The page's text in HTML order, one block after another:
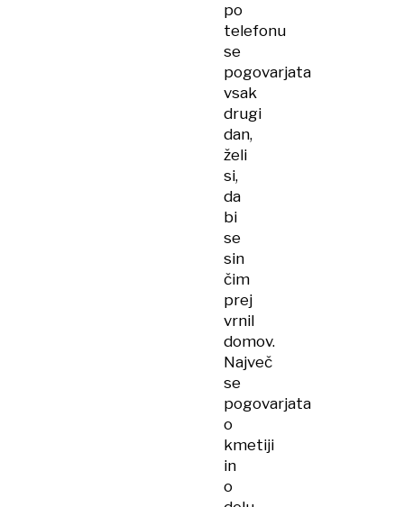
po
telefonu
se
pogovarjata
vsak
drugi
dan,
želi
si,
da
bi
se
sin
čim
prej
vrnil
domov.
Največ
se
pogovarjata
o
kmetiji
in
o